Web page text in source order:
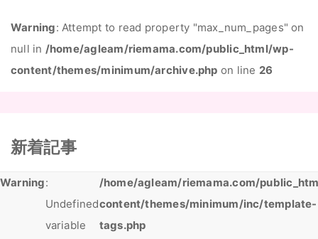
Warning: Attempt to read property "max_num_pages" on
null in /home/agleam/riemama.com/public_html/wp-
content/themes/minimum/archive.php on line 26
新着記事
Warning:
Undefined
variable
/home/agleam/riemama.com/
content/themes/minimum/inc/template-
tags.php